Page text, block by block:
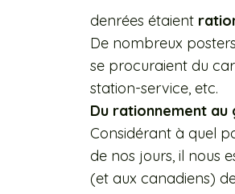
denrées étaient
De nombreux
se procuraient du
station-service, etc.
Du rationnement au
Considérant à quel
de nos jours, il nous
(et aux canadiens)